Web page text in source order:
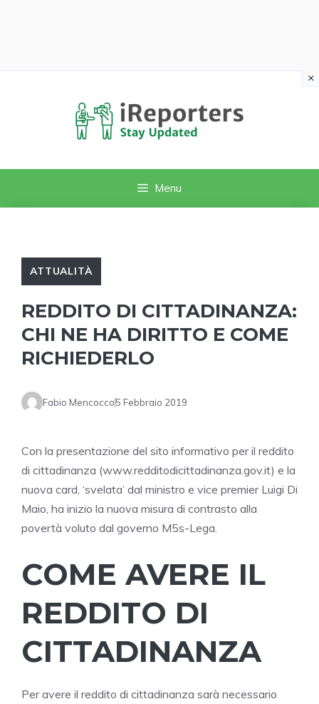
Menu
ATTUALITÀ
REDDITO DI CITTADINANZA:
CHI NE HA DIRITTO E COME
RICHIEDERLO
Fabio Mencocco5 Febbraio 2019
Con la presentazione del sito informativo per il reddito
di cittadinanza (www.redditodicittadinanza.gov.it) e la
nuova card, ‘svelata’ dal ministro e vice premier Luigi Di
Maio, ha inizio la nuova misura di contrasto alla
povertà voluto dal governo M5s-Lega.
COME AVERE IL
REDDITO DI
CITTADINANZA
Per avere il reddito di cittadinanza sarà necessario
×